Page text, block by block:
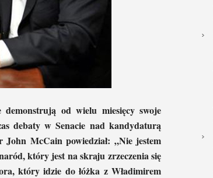
od wielu miesięcy swoje
debaty w Senacie nad kandydaturą
John McCain powiedział: „Nie jestem
który jest na skraju zrzeczenia się
który idzie do łóżka z Władimirem